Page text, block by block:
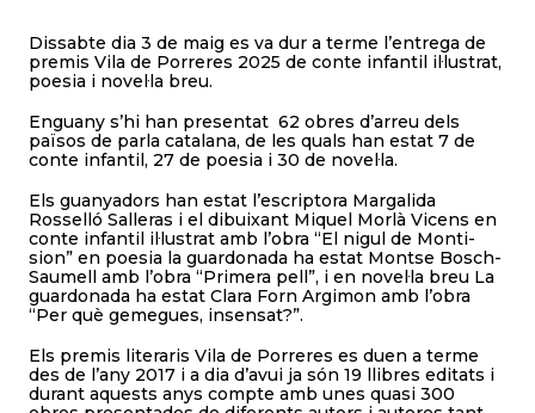
Dissabte dia 3 de maig es va dur a terme l’entrega de
premis Vila de Porreres 2025 de conte infantil il·lustrat,
poesia i novel·la breu.
Enguany s’hi han presentat 62 obres d’arreu dels
països de parla catalana, de les quals han estat 7 de
conte infantil, 27 de poesia i 30 de novel·la.
Els guanyadors han estat l’escriptora Margalida
Rosselló Salleras i el dibuixant Miquel Morlà Vicens en
conte infantil il·lustrat amb l’obra “El nigul de Monti-
sion” en poesia la guardonada ha estat Montse Bosch-
Saumell amb l’obra “Primera pell”, i en novel·la breu La
guardonada ha estat Clara Forn Argimon amb l’obra
“Per què gemegues, insensat?”.
Els premis literaris Vila de Porreres es duen a terme
des de l’any 2017 i a dia d’avui ja són 19 llibres editats i
durant aquests anys compte amb unes quasi 300